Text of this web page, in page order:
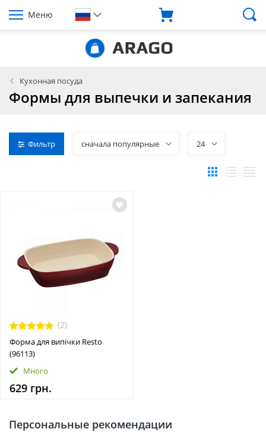
Меню
Кухонная посуда
Формы для выпечки и запекания
Фильтр сначала популярные 24
(2)
Форма для випічки Resto
(96113)
Много
629 грн.
Персональные рекомендации